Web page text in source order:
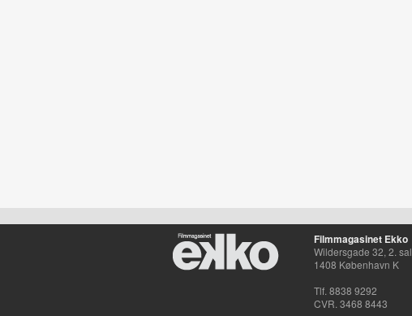
Filmmagasinet Ekko
Wildersgade 32, 2. sal
1408 København K
Tlf. 8838 9292
CVR. 3468 8443